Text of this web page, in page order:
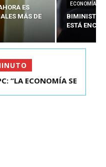
ES
MÁS DE
ECONOMÍA
BIMINISTRO
ESTÁ
ELECTO DE
“LA ECONOMÍA SE